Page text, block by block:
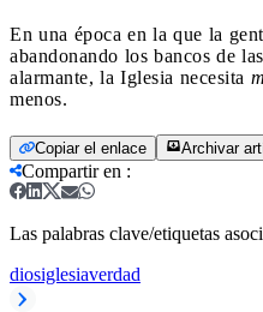
En una época en la que la
abandonando los bancos de
alarmante, la Iglesia necesita
menos.
Copiar el enlace Archivar
Compartir en :
Las palabras clave/etiquetas
diosiglesiaverdad